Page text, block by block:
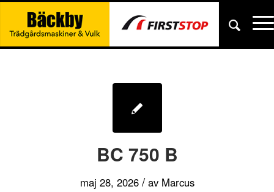
BC 750 B
maj 28, 2026 / av Marcus